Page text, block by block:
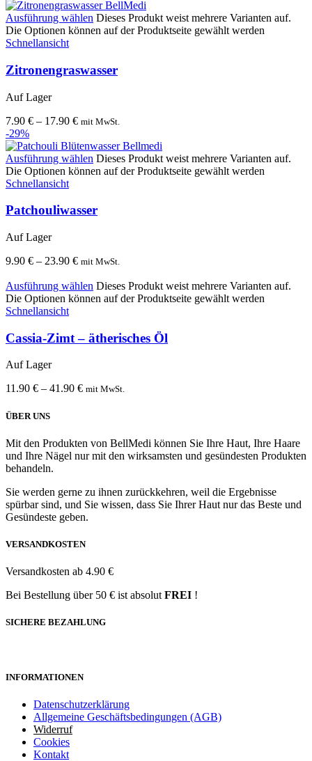
Ausführung wählen Dieses Produkt weist mehrere Varianten auf.
Die Optionen können auf der Produktseite gewählt werden
Schnellansicht
Zitronengraswasser
Auf Lager
7.90 € – 17.90 € mit MwSt.
-29%
Ausführung wählen Dieses Produkt weist mehrere Varianten auf.
Die Optionen können auf der Produktseite gewählt werden
Schnellansicht
Patchouliwasser
Auf Lager
9.90 € – 23.90 € mit MwSt.
Ausführung wählen Dieses Produkt weist mehrere Varianten auf.
Die Optionen können auf der Produktseite gewählt werden
Schnellansicht
Cassia-Zimt – ätherisches Öl
Auf Lager
11.90 € – 41.90 € mit MwSt.
ÜBER UNS
Mit den Produkten von BellMedi können Sie Ihre Haut, Ihre Haare
und Ihre Nägel nur mit den wirksamsten und gesündesten Produkten
behandeln.
Sie werden gerne zu ihnen zurückkehren, weil die Ergebnisse
spürbar sind, und Sie wissen, dass Sie Ihrer Haut nur das Beste und
Gesündeste geben.
VERSANDKOSTEN
Versandkosten ab 4.90 €
Bei Bestellung über 50 € ist absolut FREI !
SICHERE BEZAHLUNG
INFORMATIONEN
Datenschutzerklärung
Allgemeine Geschäftsbedingungen (AGB)
Widerruf
Cookies
Kontakt